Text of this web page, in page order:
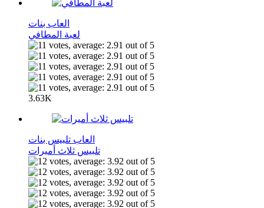
العاب بنات
لعبة المطافي
3.63K
العاب تلبيس بنات
تلبيس ثلاث أميرات